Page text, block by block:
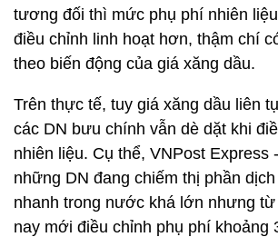
tương đối thì mức phụ phí nhiên
điều chỉnh linh hoạt hơn, thậm chí
theo biến động của giá xăng dầu.
Trên thực tế, tuy giá xăng dầu liên
các DN bưu chính vẫn dè dặt khi
nhiên liệu. Cụ thể, VNPost Express
những DN đang chiếm thị phần
nhanh trong nước khá lớn nhưng từ
nay mới điều chỉnh phụ phí khoảng